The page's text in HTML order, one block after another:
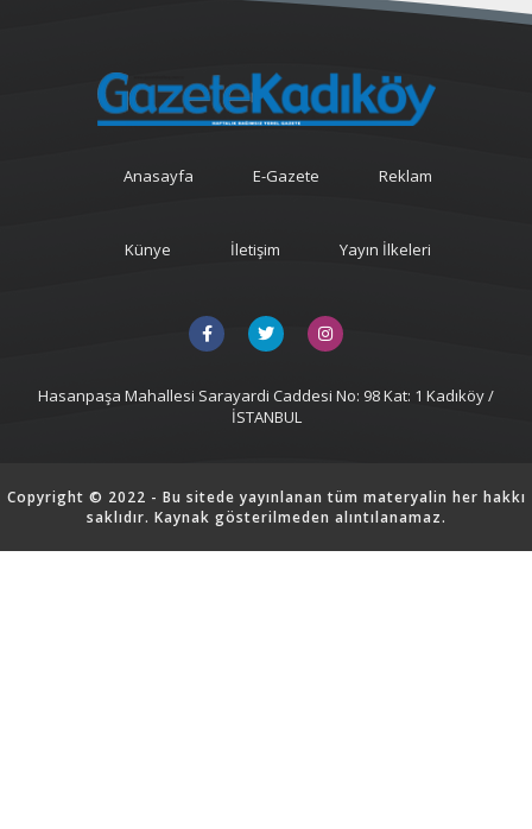
Anasayfa E-Gazete Reklam
Künye İletişim Yayın İlkeleri
Hasanpaşa Mahallesi Sarayardi Caddesi No: 98 Kat: 1 Kadıköy /
İSTANBUL
Copyright © 2022 - Bu sitede yayınlanan tüm materyalin her hakkı
saklıdır. Kaynak gösterilmeden alıntılanamaz.